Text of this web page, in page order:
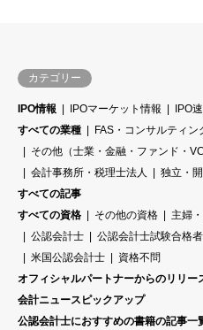
カテゴリー
IPO情報 IPOマーケット情報
IPO
すべての業種
FAS・コンサルティン
その他（士業・金融・ファンド・VC
会計事務所・税理士法人
独立・
すべての記事
すべての資格
その他の資格
主婦
公認会計士
公認会計士試験合格者
米国公認会計士
資格不問
オフィシャルパートナーからのリリー
会計ニュースピックアップ
公認会計士におすすめの書籍の記事一